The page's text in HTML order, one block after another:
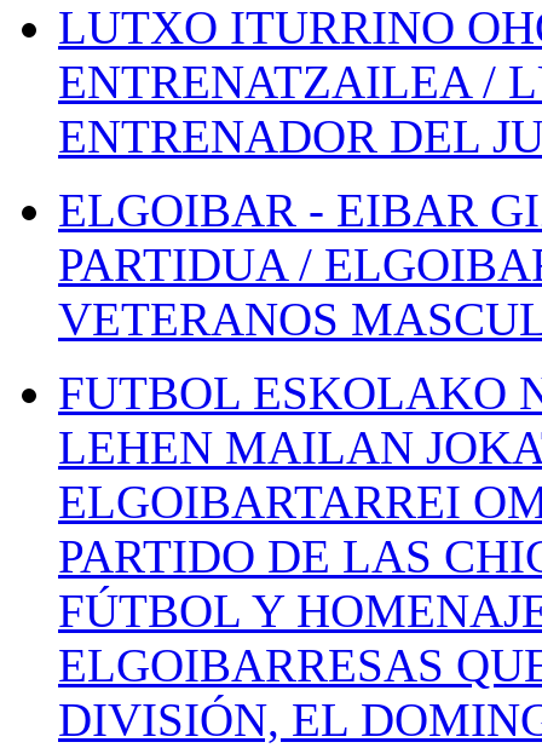
LUTXO ITURRINO
ENTRENATZAILEA /
ENTRENADOR DEL
ELGOIBAR - EIBAR
PARTIDUA /
VETERANOS
FUTBOL ESKOLAKO
LEHEN MAILAN
ELGOIBARTARREI
PARTIDO DE LAS
FÚTBOL Y
ELGOIBARRESAS
DIVISIÓN, EL